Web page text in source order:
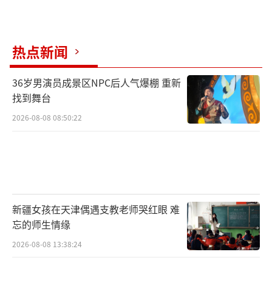
热点新闻
36岁男演员成景区NPC后人气爆棚 重新
找到舞台
2026-08-08 08:50:22
新疆女孩在天津偶遇支教老师哭红眼 难
忘的师生情缘
2026-08-08 13:38:24